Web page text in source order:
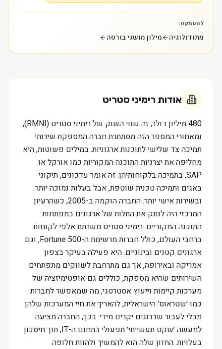
להעמקה:
מתודולוגיה מילון מושגי בורסה
אודות רימיני סטריט
480 מיליון דולר, זה שווי השוק של רימיני סטריט (RMNI),
ומאחורי המספר הזה מסתתרת חברה המספקת שירותי
תמיכה צד שלישי לתוכנות ארגוניות. במילים פשוטות, היא
מחליפה את יצרניות התוכנה המקוריות כמו אורקל או
SAP, בתמיכה בלקוחותיהן. זה אומר עדכונים, תיקוני
באגים ותמיכה טכנית שוטפת, אבל בעלות נמוכה יותר
ובשירות אישי יותר. החברה הוקמה ב-2005, כשהרעיון
המרכזי היה לנתק את התלות של ארגונים במפתחות
התוכנה המקוריים. רימיני סטריט משרתת אלפי לקוחות
ברחבי העולם, כולל חברות מרשימת ה-Fortune 500, וגם
ארגונים קטנים ובינוניים. היא פעילה בעיקר בצפון
אמריקה ובאירופה, אך גם מתרחבת לשווקים מתפתחים.
השירותים שהיא מספקת, כוללים גם אופטימיזציה של
מערכות קיימות וייעוץ אסטרטגי, מה שמאפשר לחברות
כמו ׳שטראוס׳ הישראלית, להאריך את חיי המערכות שלהן
מבלי לעבור שדרוגים יקרים מידי. בכך, החברה מציעה
למעשה ׳שקט תעשייתי׳ תפעולי בתחום ה-IT, תוך חיסכון
בעלויות. החזון שלה הוא להמשיך ולהוות חלופה